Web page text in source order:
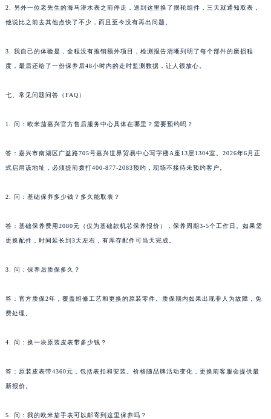
2. 另外一位老先生的海马潜水表之前停走，送到这里换了摆轮组件，三天就通知取表，
他说比之前去其他点快了不少，而且至今没有再出问题。
3. 我自己的体验是，全程没有推销额外项目，检测报告清晰列明了每个部件的磨损程
度，最后还给了一份保养后48小时内的走时监测数据，让人很放心。
七、常见问题问答（FAQ）
1. 问：欧米茄嘉兴官方售后服务中心具体在哪里？需要预约吗？
答：嘉兴市南湖区广益路705号嘉兴世界贸易中心写字楼A座13层1304室。2026年6月正
式启用该地址，必须提前拨打400-877-2083预约，现场不接待未预约客户。
2. 问：基础保养多少钱？多久能取表？
答：基础保养费用2080元（仅为基础款机芯保养报价），保养周期3-5个工作日。如果需
更换配件，时间延长到3天左右，有库存配件可当天完成。
3. 问：保养后质保多久？
答：官方质保2年，覆盖维修工艺和更换的原装零件。质保期内如果出现非人为故障，免
费处理。
4. 问：换一块原装皮表带多少钱？
答：原装皮表带4360元，包括表扣和安装。价格随品牌活动变化，更换前客服会提供最
新报价。
5. 问：我的欧米茄手表可以邮寄到这里保养吗？